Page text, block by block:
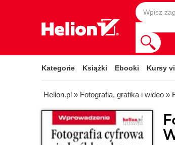
Kategorie Książki Ebooki Kursy
Helion.pl » Fotografia, grafika i wideo »